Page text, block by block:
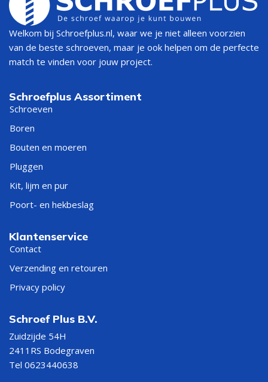
Welkom bij Schroefplus.nl, waar we je niet alleen voorzien
van de beste schroeven, maar je ook helpen om de perfecte
match te vinden voor jouw project.
Schroefplus Assortiment
Schroeven
Boren
Bouten en moeren
Pluggen
Kit, lijm en pur
Poort- en hekbeslag
Klantenservice
Contact
Verzending en retouren
Privacy policy
Schroef Plus B.V.
Zuidzijde 54H
2411RS Bodegraven
Tel 0623440638